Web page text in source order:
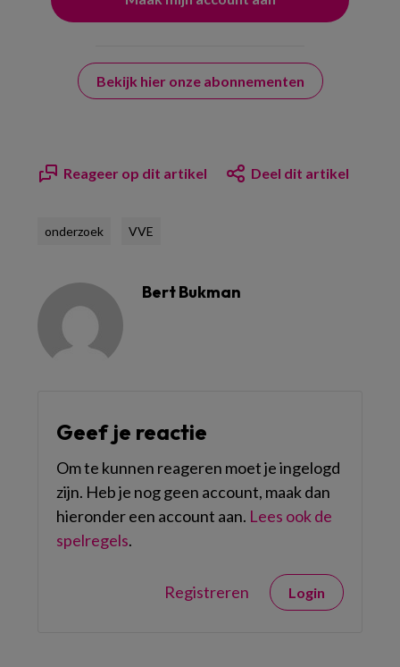
Bekijk hier onze abonnementen
Reageer op dit artikel Deel dit artikel
onderzoek VVE
Bert Bukman
Geef je reactie
Om te kunnen reageren moet je ingelogd
zijn. Heb je nog geen account, maak dan
hieronder een account aan. Lees ook de
spelregels.
Registreren Login